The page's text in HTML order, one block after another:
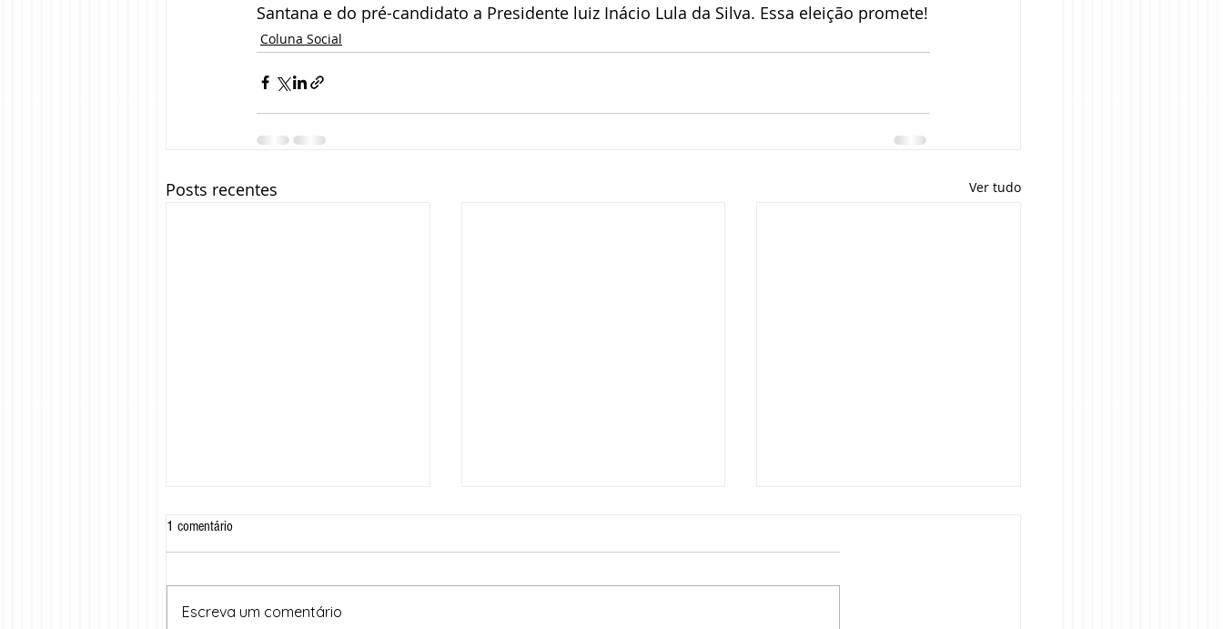
Santana e do pré-candidato a Presidente luiz Inácio Lula da Silva. Essa eleição promete!
Coluna Social
Posts recentes Ver tudo
1 comentário
Escreva um comentário